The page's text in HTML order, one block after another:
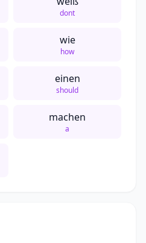
dont
wie
how
einen
should
machen
a